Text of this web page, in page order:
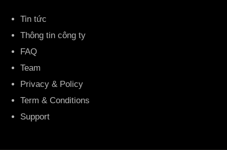
Tin tức
Thông tin công ty
FAQ
Team
Privacy & Policy
Term & Conditions
Support